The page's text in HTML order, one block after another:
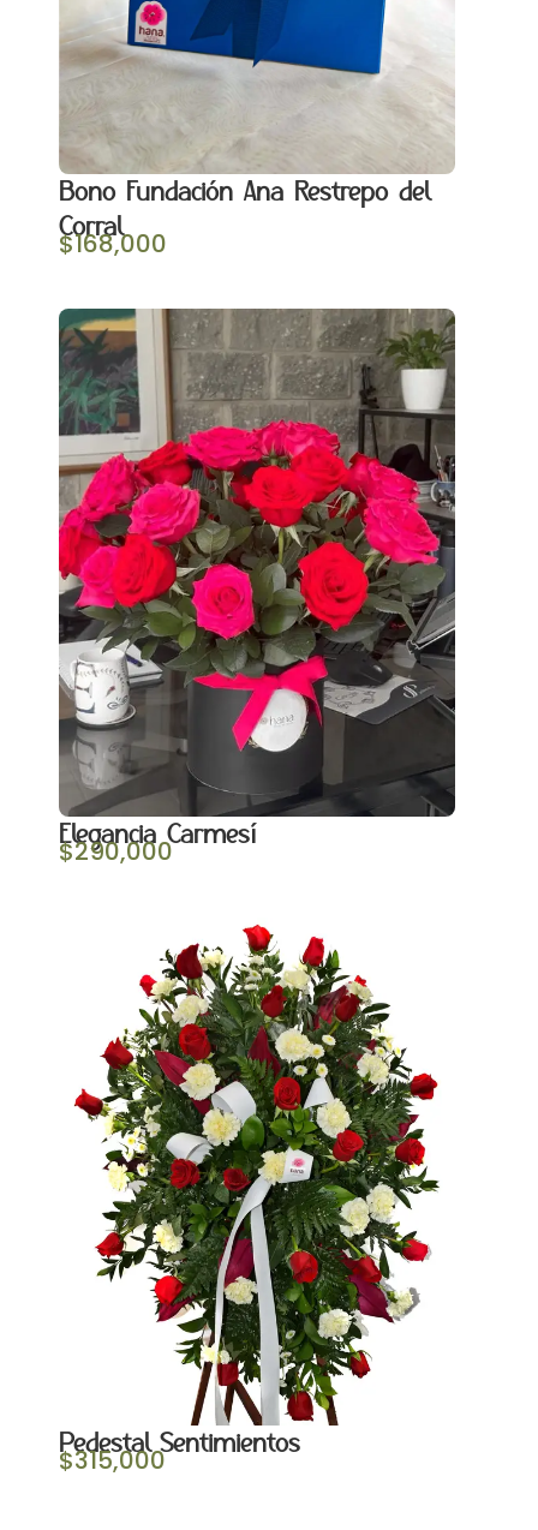
Bono Fundación Ana Restrepo del
Corral
$168,000
Elegancia Carmesí
$290,000
Pedestal Sentimientos
$315,000